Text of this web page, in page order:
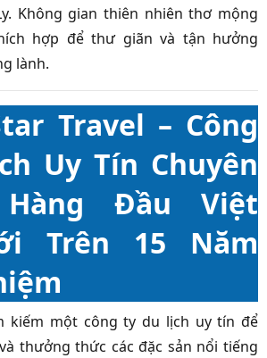
Không gian thiên nhiên thơ mộng
hợp để thư giãn và tận hưởng
lành.
Travel – Công
Uy Tín Chuyên
Hàng Đầu Việt
Trên 15 Năm
kiếm một công ty du lịch uy tín để
thưởng thức các đặc sản nổi tiếng